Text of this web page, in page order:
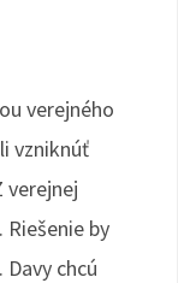
verejného
vzniknúť
by
chcú